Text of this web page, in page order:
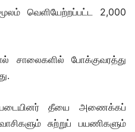
வெளியேற்றப்பட்ட 2,000
சாலைகளில் போக்குவரத்து
படையினர் தீயை அணைக்கப்
சுற்றுப் பயணிகளும்